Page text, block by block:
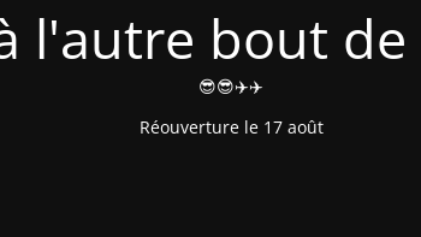
l'autre bout de
😎😎✈️✈️
Réouverture le 17 août